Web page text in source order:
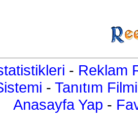
- Reklam
- Tanıtım Filmi
Anasayfa Yap -